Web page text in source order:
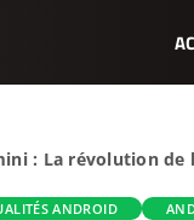
: La révolution
ANDROID